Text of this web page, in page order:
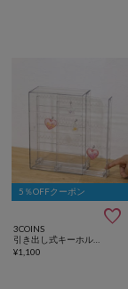
5％OFFクーポン

3COINS
¥1,100